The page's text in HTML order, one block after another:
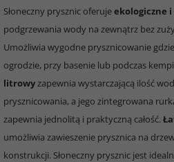
Słoneczny prysznic oferujeekologiczne
podgrzewania wody na zewnątrz bez
Umożliwia wygodne prysznicowanie
ogrodzie, przy basenie lub podczas
litrowyzapewnia wystarczającą ilość
prysznicowania, a jego zintegrowana
zapewnia jednolitą i praktyczną całość.
umożliwia zawieszenie prysznica na
konstrukcji. Słoneczny prysznic jest